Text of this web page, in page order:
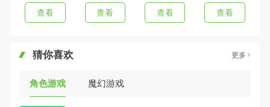
查看 查看 查看 查看
猜你喜欢 更多
角色游戏 魔幻游戏